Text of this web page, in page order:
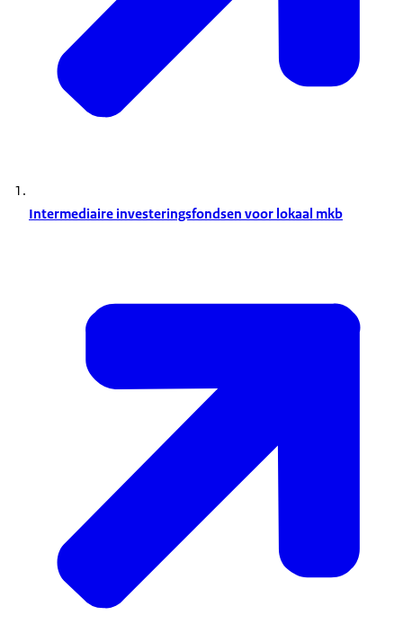
Intermediaire investeringsfondsen voor lokaal mkb